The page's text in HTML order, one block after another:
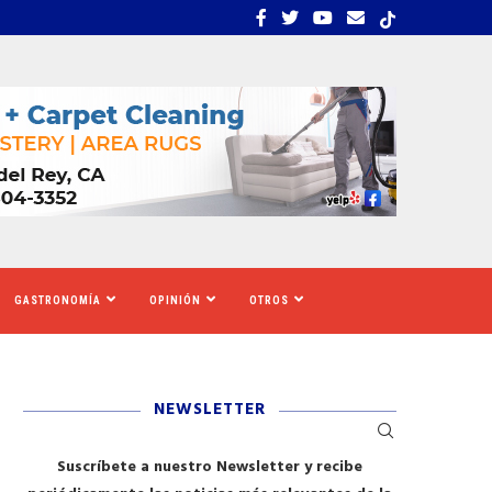
TIGRES DEL NORTE, LILA... LOS SOLICITANTES DE
GASTRONOMÍA OPINIÓN OTROS
NEWSLETTER
Suscríbete a nuestro Newsletter y recibe